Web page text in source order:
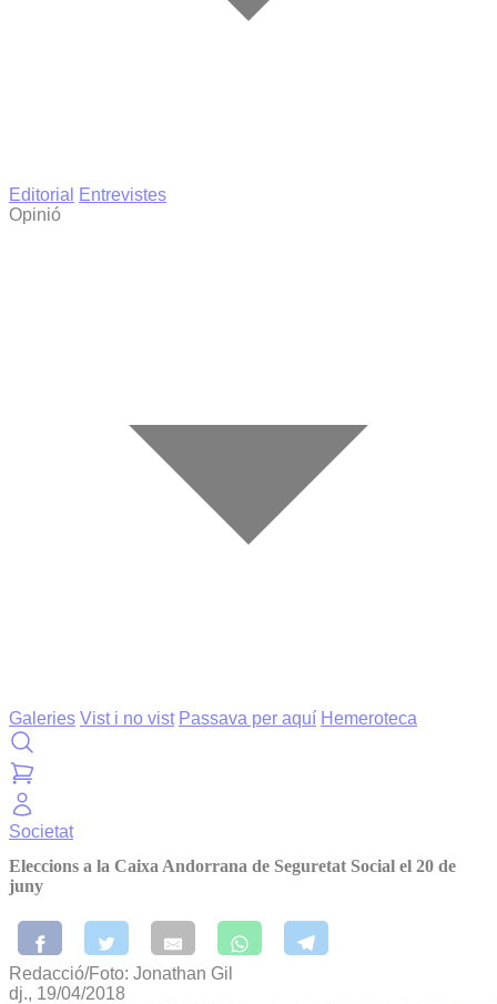
Editorial
Entrevistes
Opinió
Galeries Vist i no vist Passava per aquí Hemeroteca
Societat
Eleccions a la Caixa Andorrana de Seguretat Social el 20 de
juny
Redacció/Foto: Jonathan Gil
dj., 19/04/2018